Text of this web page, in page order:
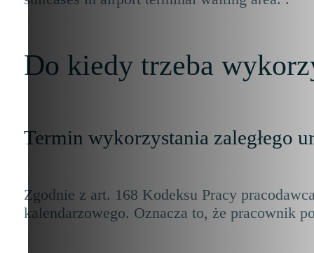
Do kiedy trzeba
Termin wykorzystania zaległego
Zgodnie z art. 168 Kodeksu Pracy
kalendarzowego. Oznacza to, że pracownik